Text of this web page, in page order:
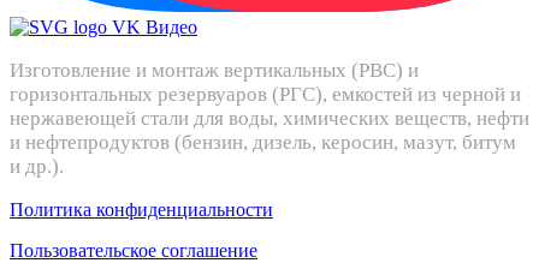
Изготовление и монтаж вертикальных (РВС) и
горизонтальных резервуаров (РГС), емкостей из черной и
нержавеющей стали для воды, химических веществ, нефти
и нефтепродуктов (бензин, дизель, керосин, мазут, битум
и др.).
Политика конфиденциальности
Пользовательское соглашение